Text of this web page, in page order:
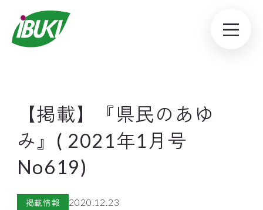
【掲載】『県民のあゆ
み』( 2021年1月号
No619)
掲載情報 2020.12.23